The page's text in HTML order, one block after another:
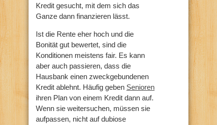
Kredit gesucht, mit dem sich das
Ganze dann finanzieren lässt.
Ist die Rente eher hoch und die
Bonität gut bewertet, sind die
Konditionen meistens fair. Es kann
aber auch passieren, dass die
Hausbank einen zweckgebundenen
Kredit ablehnt. Häufig geben Senioren
ihren Plan von einem Kredit dann auf.
Wenn sie weitersuchen, müssen sie
aufpassen, nicht auf dubiose